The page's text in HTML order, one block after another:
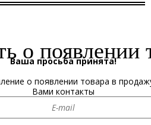
о появлении
Ваша просьба принята!
о появлении товара в
Вами контакты